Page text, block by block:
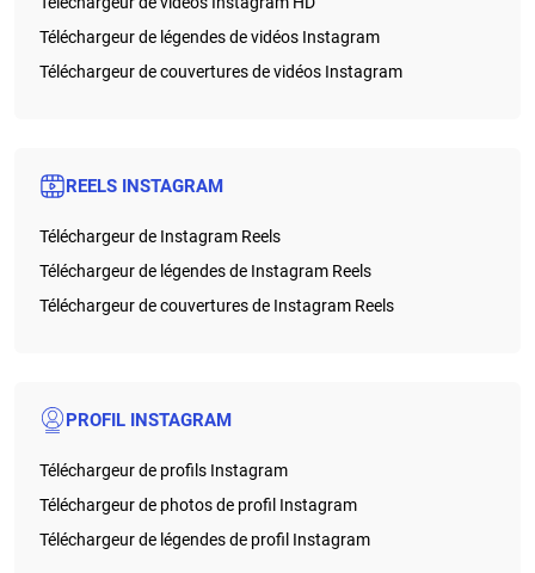
Téléchargeur de légendes de vidéos Instagram
Téléchargeur de couvertures de vidéos Instagram
REELS INSTAGRAM
Téléchargeur de Instagram Reels
Téléchargeur de légendes de Instagram Reels
Téléchargeur de couvertures de Instagram Reels
PROFIL INSTAGRAM
Téléchargeur de profils Instagram
Téléchargeur de photos de profil Instagram
Téléchargeur de légendes de profil Instagram